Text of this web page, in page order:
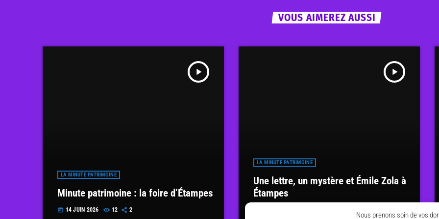
Nous prenons soin de vos
VOUS AIMEREZ AUSSI
play_arrow
LA MINUTE PATRIMOINE
Minute patrimoine : la foire d’Étampes
today 14 JUIN 2026 12 2
play_arrow
LA MINUTE PATRIMOINE
Une lettre, un mystère et Émile Zola à
Étampes